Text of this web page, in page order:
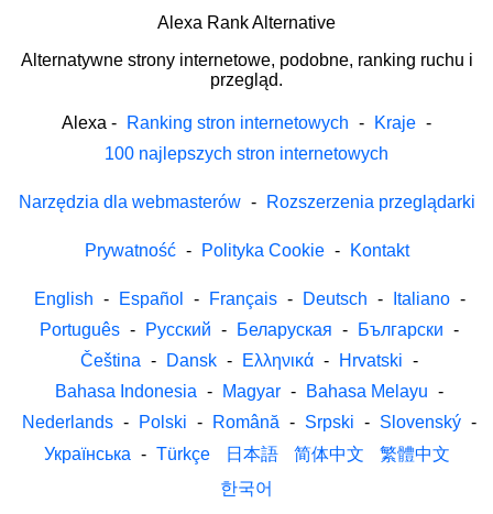
Alexa Rank Alternative
Alternatywne strony internetowe, podobne, ranking ruchu i
przegląd.
Alexa - Ranking stron internetowych - Kraje -
100 najlepszych stron internetowych
Narzędzia dla webmasterów - Rozszerzenia przeglądarki
Prywatność - Polityka Cookie - Kontakt
English - Español - Français - Deutsch - Italiano -
Português - Русский - Беларуская - Български -
Čeština - Dansk - Ελληνικά - Hrvatski -
Bahasa Indonesia - Magyar - Bahasa Melayu -
Nederlands - Polski - Română - Srpski - Slovenský -
Українська - Türkçe 日本語 简体中文
繁體中文
한국어